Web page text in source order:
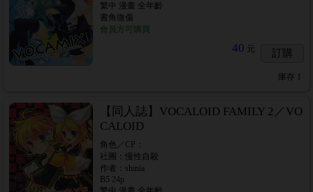
繁中 漫畫 全年齡
書角微傷
會員方可購買
40 元 訂購
庫存
【同人誌】VOCALOID FAMILY 2／VO
CALOID
角色／CP：
社團：慢性自殺
作者：shinia
B5 24p